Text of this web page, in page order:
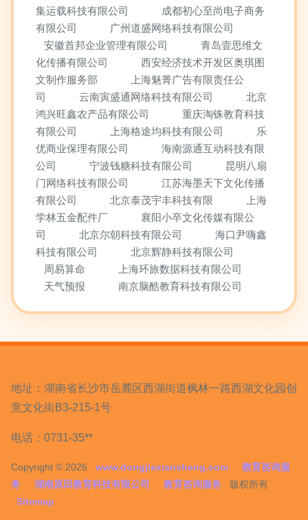
集运载科技有限公司
成都初心至尚电子商务
有限公司
广州道盛网络科技有限公司
安徽首邦企业管理有限公司
青岛壹思维文
化传播有限公司
西安经济技术开发区奥琪图
文制作服务部
上海魅菁广告有限责任公
司
云南寅盛通网络科技有限公司
北京
鸿兴旺鑫农产品有限公司
重庆淘铢教育科技
有限公司
上海格途均科技有限公司
乐
优商业保理有限公司
海南源通互动科技有限
公司
宁波钱糖科技有限公司
昆明八扇
门网络科技有限公司
江苏海墨天下文化传播
有限公司
北京泰茂宇丰科技有限
上海
学林五金配件厂
襄阳小卒文化传媒有限公
司
北京尔朝科技有限公司
海口尹嗨鑫
科技有限公司
北京辉静科技有限公司
周易算命
上海环旅数据科技有限公司
天气预报
南京脑酷教育科技有限公司
地址：湖南省长沙市岳麓区西湖街道枫林一路西湖文化园创
意文化街B3-215-1号
电话：0731-35**
Copyright © 2026 www.dongjiaxiansheng.com
教育咨询服
务
湖南原田教育科技有限公司 教育咨询服务
版权所有
Sitemap